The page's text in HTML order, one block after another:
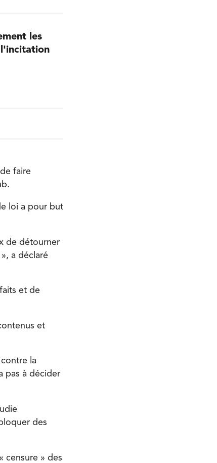
les
faire
loi a pour but
de détourner
a déclaré
et de
et
la
pas à décider
des
censure » des